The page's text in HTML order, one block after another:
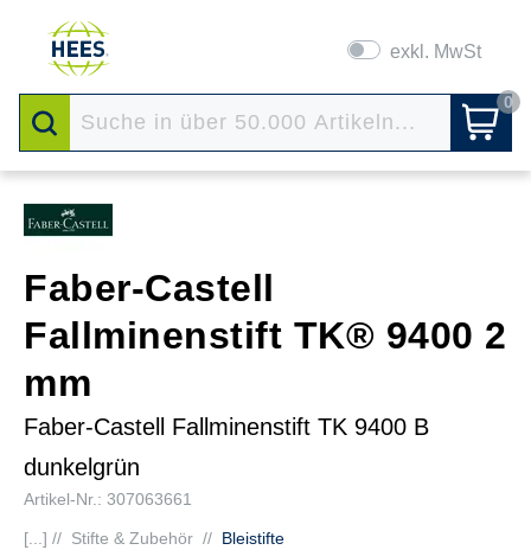
exkl. MwSt
0
Faber-Castell
Fallminenstift TK® 9400 2
mm
Faber-Castell Fallminenstift TK 9400 B
dunkelgrün
Artikel-Nr.: 307063661
[...] // Stifte & Zubehör // Bleistifte